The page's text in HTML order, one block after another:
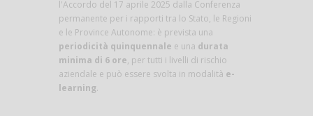
l'Accordo del 17 aprile 2025 dalla Conferenza
permanente per i rapporti tra lo Stato, le Regioni
e le Province Autonome: è prevista una
periodicità quinquennale e una durata
minima di 6 ore, per tutti i livelli di rischio
aziendale e può essere svolta in modalità e-
learning.